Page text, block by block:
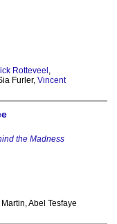
Rotteveel ,
Furler, Vincent
the Madness
Abel Tesfaye